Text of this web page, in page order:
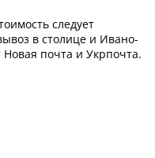
следует
в столице и Ивано-
почта и Укрпочта.